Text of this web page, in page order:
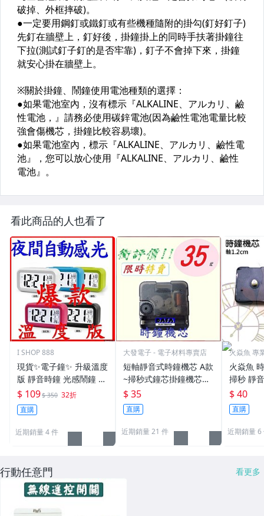
看此商品的人也看了
I SHOP 888
現貨✨電子鐘✨ 升級溫度
版 靜音時鐘 光感鬧鐘 貪
睡 大字幕 聰明鐘 創意LE
D鬧鐘 禮品
$ 109$ 350 32折
直購
近期銷量 4 件
大發電子 - 電子材料專賣店
短軸靜音式時鐘機芯 A款
~掃秒式鐘芯掛鐘機芯錶
芯靜音鐘芯滑動機心DIY
機芯
$ 35
直購
近期銷量 21 件
火焱魚 專
火焱魚
掃秒 靜
mm 螺
零件 機
自製時鐘
$ 40
直購
近期銷量 6
行動任意門 看更多